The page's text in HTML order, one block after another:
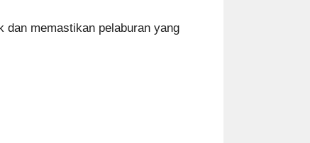
dan memastikan pelaburan yang